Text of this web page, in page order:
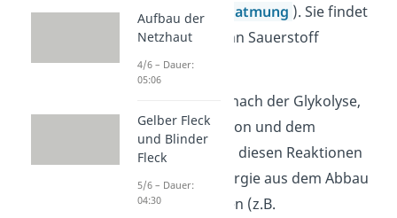
Nährstoffen (=
Zellatmung ). Sie findet
also nur statt, wenn Sauerstoff
vorhanden ist.
Ihr Ablauf erfolgt nach der Glykolyse,
der Pyruvatoxidation und dem
Citratzyklus. Die in diesen Reaktionen
frei werdende Energie aus dem Abbau
von Betriebsstoffen (z.B.
Aufbau der
Netzhaut
4/6 – Dauer:
05:06
Gelber Fleck
und Blinder
Fleck
5/6 – Dauer:
04:30